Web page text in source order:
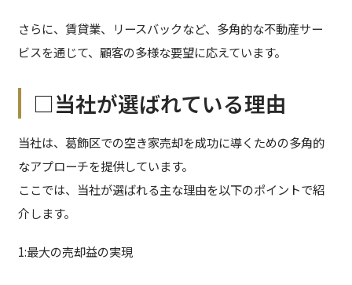
さらに、賃貸業、リースバックなど、多角的な不動産サー
ビスを通じて、顧客の多様な要望に応えています。
□当社が選ばれている理由
当社は、葛飾区での空き家売却を成功に導くための多角的
なアプローチを提供しています。
ここでは、当社が選ばれる主な理由を以下のポイントで紹
介します。
1:最大の売却益の実現